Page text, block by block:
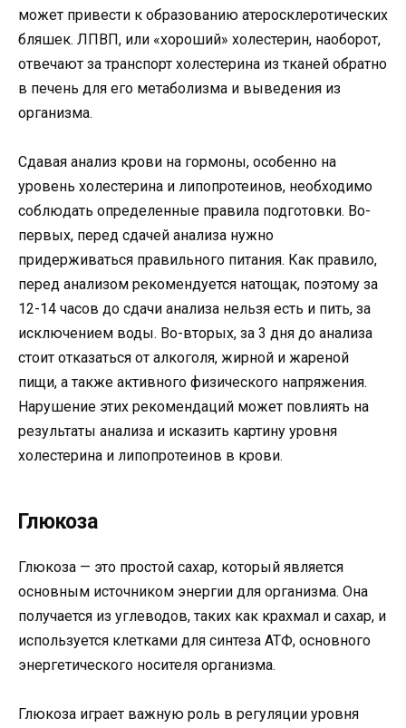
может привести к образованию атеросклеротических
бляшек. ЛПВП, или «хороший» холестерин, наоборот,
отвечают за транспорт холестерина из тканей обратно
в печень для его метаболизма и выведения из
организма.
Сдавая анализ крови на гормоны, особенно на
уровень холестерина и липопротеинов, необходимо
соблюдать определенные правила подготовки. Во-
первых, перед сдачей анализа нужно
придерживаться правильного питания. Как правило,
перед анализом рекомендуется натощак, поэтому за
12-14 часов до сдачи анализа нельзя есть и пить, за
исключением воды. Во-вторых, за 3 дня до анализа
стоит отказаться от алкоголя, жирной и жареной
пищи, а также активного физического напряжения.
Нарушение этих рекомендаций может повлиять на
результаты анализа и исказить картину уровня
холестерина и липопротеинов в крови.
Глюкоза
Глюкоза — это простой сахар, который является
основным источником энергии для организма. Она
получается из углеводов, таких как крахмал и сахар, и
используется клетками для синтеза АТФ, основного
энергетического носителя организма.
Глюкоза играет важную роль в регуляции уровня